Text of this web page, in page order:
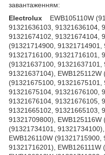
завантаженням:
Electrolux EWB105110W (91321636100, 91321636102, 91321636103, 91321636104, 91321674100, 91321674101, 91321674102, 91321674104, 91321705000), EWB106110W (91321714900, 91321714901, 91321716000, 91321716001, 91321716100, 91321716101, 91321727400), EWB125110W (91321637100, 91321637101, 91321637102, 91321637103, 91321637104), EWB125112W (91321705800), EWB125115W (91321675100, 91321675101, 91321675102, 91321675103, 91321675104, 91321676100, 91321676102, 91321676103, 91321676104, 91321676105, 91321665100, 91321665101, 91321665102, 91321665103, 91321665104, 91321675105, 91321709800), EWB125116W (91321709900), EWB125118W (91321734101, 91321734100), EWB125119W (91321708900), EWB126110W (91321715900, 91321715901, 91321716200, 91321716201), EWB126111W (91321715800, 91321715801), EWB126210W (91321711202, 91321711200, 91321711201, 91321727300, 91321727301), EWB126216W (91321712000, 91321712001), EWB126219W (91321714000, 91321714001), EWB135110W (91321667100, 91321667101, 91321667102, 91321667103), EWB135112W (91321705900), EWB135116W (91321709100), EWB136210W (91321711300, 91321711301), EWB136216W (91321712100, 91321712101), EWB65110W (91321591100, 91321591101), EWB75110W (91321592100, 91321592101, 91321592102, 91321592103, 91321592105), EWB76210W (91321719301, 91321719302), EWB76215W (91321738400), EWB85050W (91321719500, 91321719501, 91321719502), EWB85055W (91321736100), EWB85100W (91321704300, 91321704302, 91321704303, 91321704304), EWB85105W (91321736200), EWB85110W (91321582100, 91321582101, 91321582103, 91321582104, 91321582105, 91321582106, 91321582107), EWB85210W (91321583100, 91321583101, 91321583106, 91321583103, 91321593100, 91321593101, 91321593101, 91321593102, 91321593102, 91321593102, 91321593151183) (91321736400), EWB86110W (91321719600, 91321719601), EWB86210W (91321716401, 91321716402, 91321716800, 91321716801, 91321716802), EWB86215W (91321738500), EWB95210W (91321594101, 91321594102, 91321594103, 91321607100, 91321607102, 91321607103, 91321607104, 91321594104, 91321594105, 91321594106), EWB96210W (91321716501, 91321716502), EWB96215W (91321738600), EWD1262SS1 (91310240400), EWD1263DD1 (91310251100), EWD1263DDS (91310251700), EWD1265DD1 (91310240600), EWL105410W (91321585100), EWT0862EDW (91321721100), EWT0862EOW (91321736000), EWT0862EWW (91310251000), EWT0862IDW (91310450200), EWT0866EEW (91321735800), EWT0962EWW (91310251200), EWT1000 (91320874100, 91320078104), EWT10020W (91321191100, 91321191101, 91321191102), EWT1005 (91321062100), EWT1010 (91321140100, 91320286103), EWT1011 (91321066100, 91321066101, 91320821100, 91320821101, 91320284102, 91320318102), EWT1012 (91320910100, 91320910101, 91320669101), EWT10120W (91321162100, 91321171100, 91321171101, 91321171102, 91321107100, 91321107101, 91321107102, 91321107103, 91321099103, 91321099100, 91321099101, 91321099102), EWT1015 (91321064100, 91320274104, 91320274105), EWT1016 (91320911100, 91320668101, 91320668102), EWT1020 (91320746100, 91320746101, 91320796100, 91320804100, 91320804101, 91320339103, 91320339104, 91320317202, 91320206103), EWT1021 (91321001100, 91376172106, 91376172107), EWT1025 (91320703102, 91320703103, 91320747100), EWT1026 (91320915100, 91321071100, 91320912100, 91320913100, 91320914100, 91320667101, 91320686101, 91320688101, 91320690101), EWT10320W (91321283108, 91321283100, 91321283101, 91321283102, 91321283103, 91321283104, 91321283107), EWT1037 (91321037100, 91320822101), EWT1041 (91321091100, 91321091101, 91320322102), EWT10410W (91321304100, 91321304101, 91321304102), EWT10420W (91321416101, 91321416102, 91321283106, 91321158100, 91321158101, 91321158102, 91321158103, 91321187100, 91321187101, 91321187102, 91321187103, 91321187104, 91321187105, 91321109100, 91321109101, 91321109102, 91321109103, 91321129100, 91321129101, 91321129102, 91321129103, 91321129104, 91321097100, 91321097101, 91321097102,